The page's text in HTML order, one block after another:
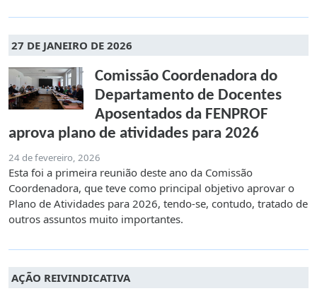
27 DE JANEIRO DE 2026
Comissão Coordenadora do
Departamento de Docentes
Aposentados da FENPROF
aprova plano de atividades para 2026
24 de fevereiro, 2026
Esta foi a primeira reunião deste ano da Comissão
Coordenadora, que teve como principal objetivo aprovar o
Plano de Atividades para 2026, tendo-se, contudo, tratado de
outros assuntos muito importantes.
AÇÃO REIVINDICATIVA